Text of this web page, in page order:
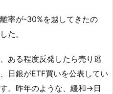
率が-30%を越してきたの
た。
ある程度反発したら売り逃
日銀がETF買いを公表してい
。昨年のような、緩和→日